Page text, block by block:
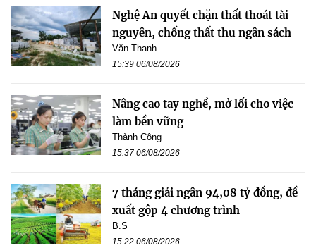
Nghệ An quyết chặn thất thoát tài
nguyên, chống thất thu ngân sách
Văn Thanh
15:39 06/08/2026
Nâng cao tay nghề, mở lối cho việc
làm bền vững
Thành Công
15:37 06/08/2026
7 tháng giải ngân 94,08 tỷ đồng, đề
xuất gộp 4 chương trình
B.S
15:22 06/08/2026